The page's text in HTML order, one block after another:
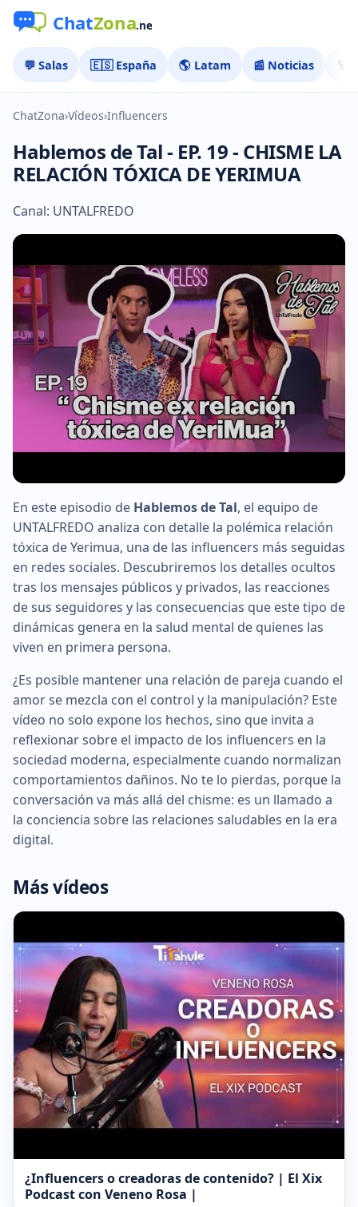
💬 Salas 🇪🇸 España 🌎 Latam 📰 Noticias 🏅
ChatZona›Vídeos›Influencers
Hablemos de Tal - EP. 19 - CHISME LA
RELACIÓN TÓXICA DE YERIMUA
Canal: UNTALFREDO
▶
En este episodio de Hablemos de Tal, el equipo de
UNTALFREDO analiza con detalle la polémica relación
tóxica de Yerimua, una de las influencers más seguidas
en redes sociales. Descubriremos los detalles ocultos
tras los mensajes públicos y privados, las reacciones
de sus seguidores y las consecuencias que este tipo de
dinámicas genera en la salud mental de quienes las
viven en primera persona.
¿Es posible mantener una relación de pareja cuando el
amor se mezcla con el control y la manipulación? Este
vídeo no solo expone los hechos, sino que invita a
reflexionar sobre el impacto de los influencers en la
sociedad moderna, especialmente cuando normalizan
comportamientos dañinos. No te lo pierdas, porque la
conversación va más allá del chisme: es un llamado a
la conciencia sobre las relaciones saludables en la era
digital.
Más vídeos
¿Influencers o creadoras de contenido? | El Xix
Podcast con Veneno Rosa |